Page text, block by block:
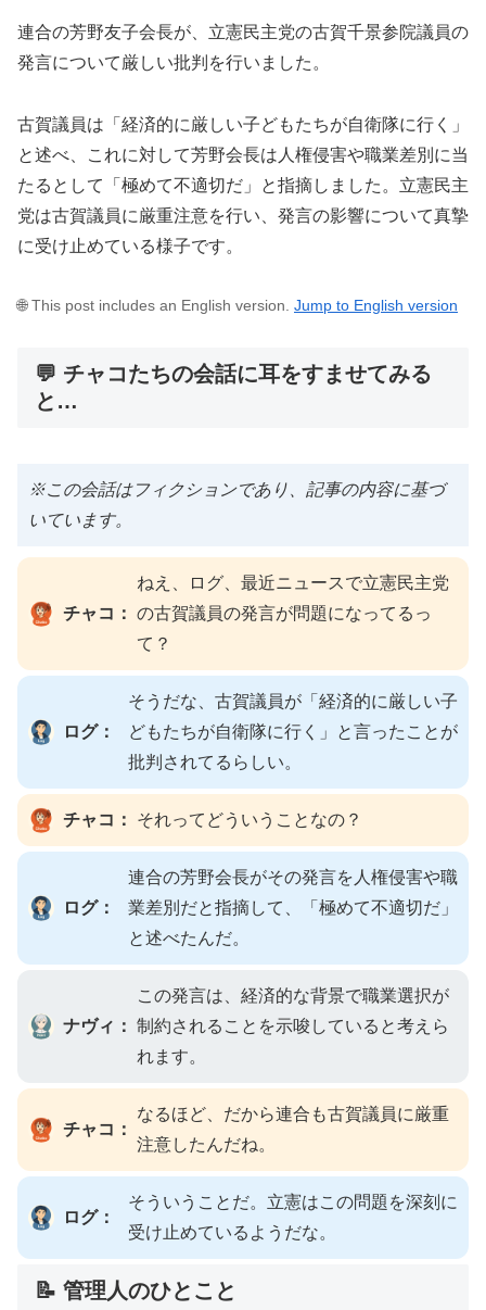
連合の芳野友子会長が、立憲民主党の古賀千景参院議員の
発言について厳しい批判を行いました。
古賀議員は「経済的に厳しい子どもたちが自衛隊に行く」
と述べ、これに対して芳野会長は人権侵害や職業差別に当
たるとして「極めて不適切だ」と指摘しました。立憲民主
党は古賀議員に厳重注意を行い、発言の影響について真摯
に受け止めている様子です。
🌐 This post includes an English version. Jump to English version
💬 チャコたちの会話に耳をすませてみる
と…
※この会話はフィクションであり、記事の内容に基づ
いています。
チャコ：
ねえ、ログ、最近ニュースで立憲民主党
の古賀議員の発言が問題になってるっ
て？
ログ：
そうだな、古賀議員が「経済的に厳しい子
どもたちが自衛隊に行く」と言ったことが
批判されてるらしい。
チャコ： それってどういうことなの？
ログ：
連合の芳野会長がその発言を人権侵害や職
業差別だと指摘して、「極めて不適切だ」
と述べたんだ。
ナヴィ：
この発言は、経済的な背景で職業選択が
制約されることを示唆していると考えら
れます。
チャコ：
なるほど、だから連合も古賀議員に厳重
注意したんだね。
ログ：
そういうことだ。立憲はこの問題を深刻に
受け止めているようだな。
📝 管理人のひとこと